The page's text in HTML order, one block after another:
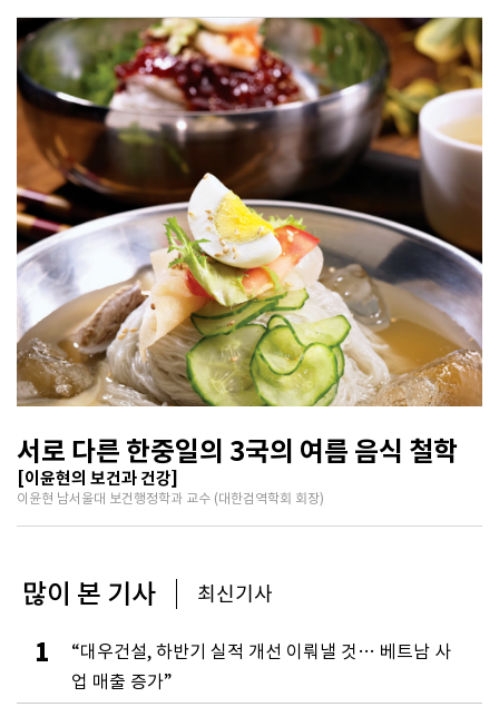
서로 다른 한중일의 3국의 여름 음식 철학
[이윤현의 보건과 건강]
이윤현 남서울대 보건행정학과 교수 (대한검역학회 회장)
많이 본 기사 최신기사
1
“대우건설, 하반기 실적 개선 이뤄낼 것… 베트남 사
업 매출 증가”